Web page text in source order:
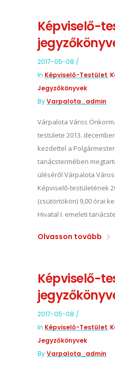
Képviselő-
2017-05-08
In Képviselő-Testület,
Jegyzőkönyvek
ByVarpalota_admin
Várpalota Város
testülete 2013.
kezdettel a
tanácstermében
üléséről Várpalota
Képviselő-testületének
(csütörtökön) 9,00 órai
Hivatal I. emeleti
Olvasson tovább
Képviselő-
2017-05-08
In Képviselő-Testület,
Jegyzőkönyvek
ByVarpalota_admin